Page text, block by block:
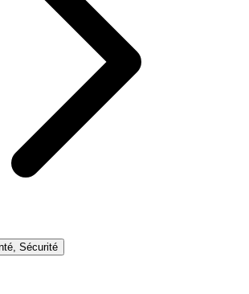
Sécurité